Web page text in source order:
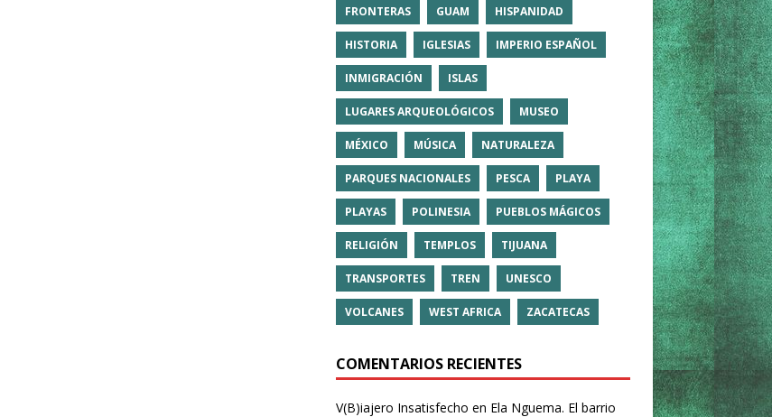
FRONTERAS GUAM HISPANIDAD
HISTORIA IGLESIAS IMPERIO ESPAÑOL
INMIGRACIÓN ISLAS
LUGARES ARQUEOLÓGICOS MUSEO
MÉXICO MÚSICA NATURALEZA
PARQUES NACIONALES PESCA PLAYA
PLAYAS POLINESIA PUEBLOS MÁGICOS
RELIGIÓN TEMPLOS TIJUANA
TRANSPORTES TREN UNESCO
VOLCANES WEST AFRICA ZACATECAS
COMENTARIOS RECIENTES
V(B)iajero Insatisfecho en Ela Nguema. El barrio